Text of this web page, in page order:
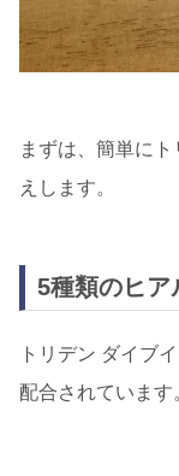
まずは、簡単に
えします。
5種類のヒア
トリデン ダイブ
配合されています